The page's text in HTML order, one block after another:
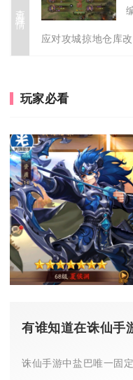
查看详情
玩家必看
有谁知道在诛仙手